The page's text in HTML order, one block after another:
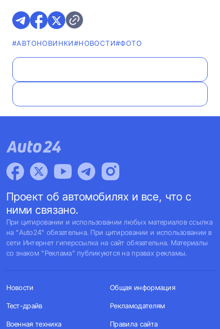
#AВТОНОВИНКИ#НОВОСТИ#ФОТО
Проект об автомобилях и все, что с
ними связано.
При цитировании и использовании любых материалов ссылка
на "Auto24" обязательна. При цитировании и использовании в
сети Интернет гиперссылка на сайт обязательна. Материалы
со знаком "Реклама" публикуются на правах рекламы.
Новости
Тест-драйв
Военная техника
Общая информация
Рекламодателям
Правила сайта